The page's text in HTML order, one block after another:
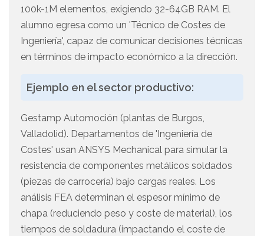
100k-1M elementos, exigiendo 32-64GB RAM. El
alumno egresa como un 'Técnico de Costes de
Ingeniería', capaz de comunicar decisiones técnicas
en términos de impacto económico a la dirección.
Ejemplo en el sector productivo:
Gestamp Automoción (plantas de Burgos,
Valladolid). Departamentos de 'Ingeniería de
Costes' usan ANSYS Mechanical para simular la
resistencia de componentes metálicos soldados
(piezas de carrocería) bajo cargas reales. Los
análisis FEA determinan el espesor mínimo de
chapa (reduciendo peso y coste de material), los
tiempos de soldadura (impactando el coste de